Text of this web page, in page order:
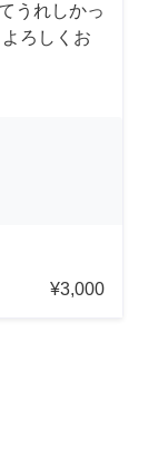
うれしかっ
ろしくお
¥3,000